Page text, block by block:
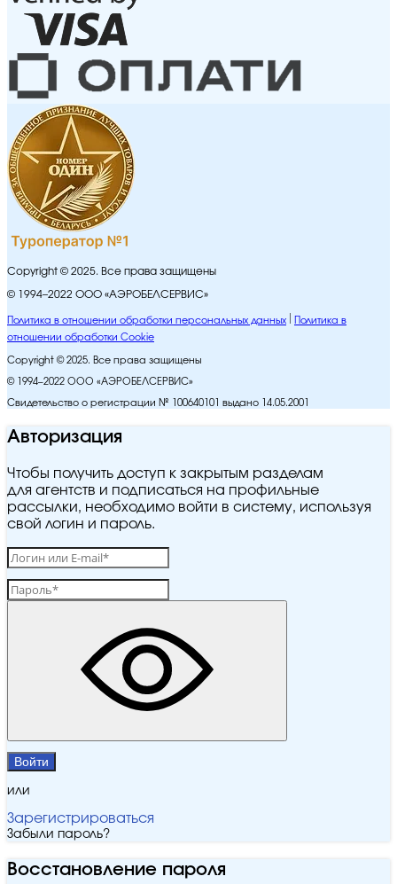
Copyright © 2025. Все права защищены
© 1994–2022 ООО «АЭРОБЕЛСЕРВИС»
Политика в отношении обработки персональных данных
Политика в
отношении обработки Cookie
Copyright © 2025. Все права защищены
© 1994–2022 ООО «АЭРОБЕЛСЕРВИС»
Свидетельство о регистрации № 100640101 выдано 14.05.2001
Авторизация
Чтобы получить доступ к закрытым разделам
для агентств и подписаться на профильные
рассылки, необходимо войти в систему, используя
свой логин и пароль.
Войти
или
Зарегистрироваться
Забыли пароль?
Восстановление пароля